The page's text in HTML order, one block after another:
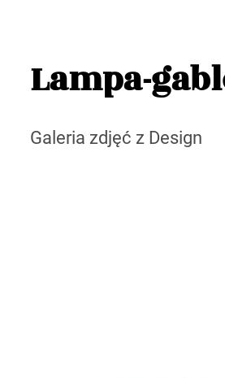
Lampa-
Galeria zdjęć z Design